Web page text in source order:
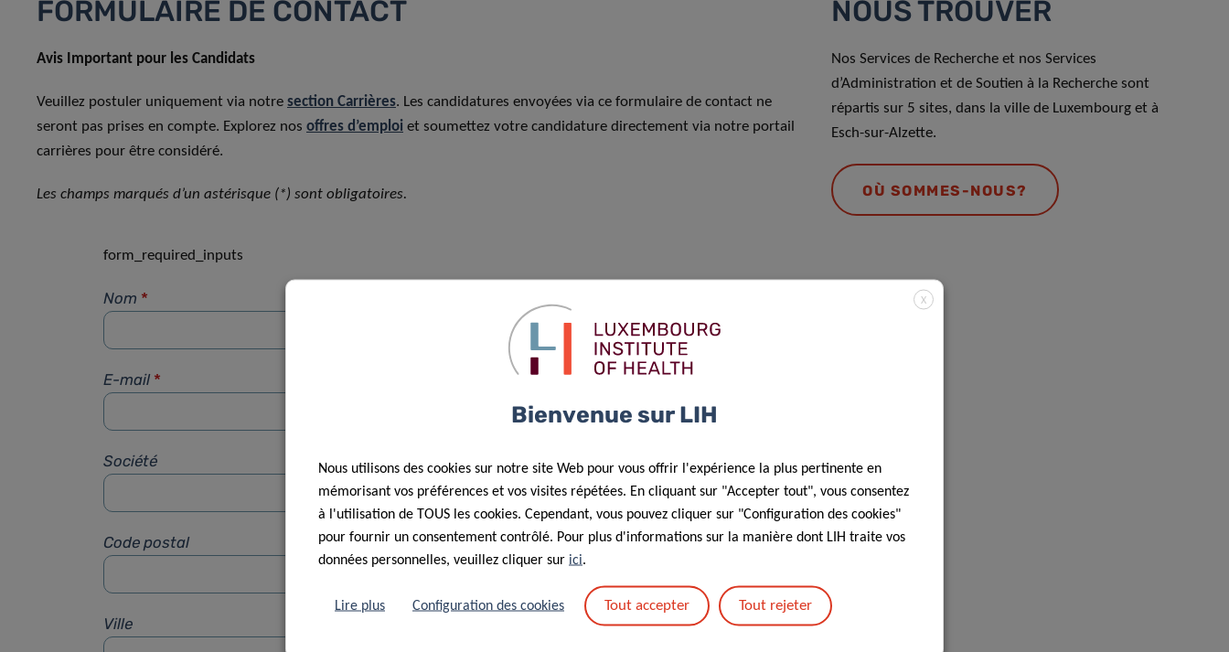
FORMULAIRE DE CONTACT
Avis Important pour les Candidats
Veuillez postuler uniquement via notre section Carrières. Les candidatures envoyées via ce formulaire de contact ne
seront pas prises en compte. Explorez nos offres d’emploi et soumettez votre candidature directement via notre portail
carrières pour être considéré.
Les champs marqués d’un astérisque (*) sont obligatoires.
form_required_inputs
Nom *
E-mail *
Société
Code postal Rue
Ville
NOUS TROUVER
Nos Services de Recherche et nos Services
d’Administration et de Soutien à la Recherche sont
répartis sur 5 sites, dans la ville de Luxembourg et à
Esch-sur-Alzette.
OÙ SOMMES-NOUS?
X
Bienvenue sur LIH
Nous utilisons des cookies sur notre site Web pour vous offrir l'expérience la plus pertinente en
mémorisant vos préférences et vos visites répétées. En cliquant sur "Accepter tout", vous consentez
à l'utilisation de TOUS les cookies. Cependant, vous pouvez cliquer sur "Configuration des cookies"
pour fournir un consentement contrôlé. Pour plus d'informations sur la manière dont LIH traite vos
données personnelles, veuillez cliquer sur ici.
Lire plus Configuration des cookies Tout accepter Tout rejeter